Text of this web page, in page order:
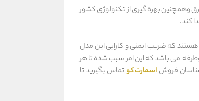
برق وهمچنین بهره گیری از تکنولوژی کشور
کند.
هستند که ضریب ایمنی و کارایی این مدل
کن مکانیکی دوطرفه می باشد که این امر سبب شده تا هر
فروشاسمارت کوتماس بگیرید تا